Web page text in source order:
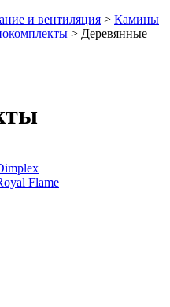
и вентиляция > Камины
> Деревянные
Flame